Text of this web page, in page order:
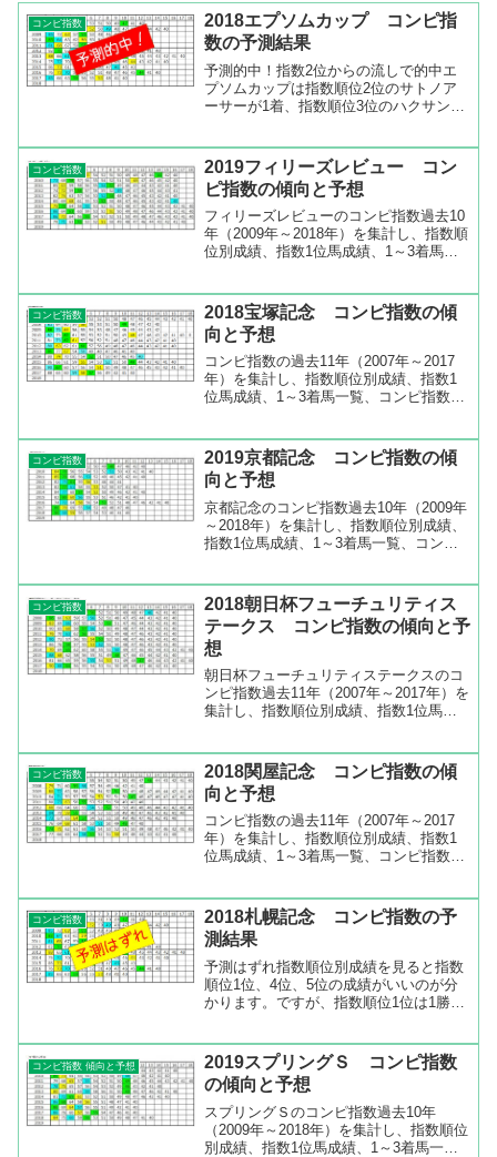
コンピ指数
2018エプソムカップ コンピ指
数の予測結果
予測的中！指数2位からの流しで的中エ
プソムカップは指数順位2位のサトノア
ーサーが1着、指数順位3位のハクサンル
ね。指数順位2位から買うなら指数順位1
位、3位、5位、7位...
コンピ指数
2019フィリーズレビュー コン
ピ指数の傾向と予想
フィリーズレビューのコンピ指数過去10
年（2009年～2018年）を集計し、指数順
位別成績、指数1位馬成績、1～3着馬一
スフィリーズレビューの過去10年のコン
ピ指数順...
コンピ指数
2018宝塚記念 コンピ指数の傾
向と予想
コンピ指数の過去11年（2007年～2017
年）を集計し、指数順位別成績、指数1
位馬成績、1～3着馬一覧、コンピ指数一
位の成績は0- 4- 2- 5で一度も勝ってい
ま...
コンピ指数
2019京都記念 コンピ指数の傾
向と予想
京都記念のコンピ指数過去10年（2009年
～2018年）を集計し、指数順位別成績、
指数1位馬成績、1～3着馬一覧、コンピ
位のアドマイヤオーラは除外京都記念の
過去1...
コンピ指数
2018朝日杯フューチュリティス
テークス コンピ指数の傾向と予
想
朝日杯フューチュリティステークスのコ
ンピ指数過去11年（2007年～2017年）を
集計し、指数順位別成績、指数1位馬成
健闘朝日杯フューチュリティステークス
の過去11...
コンピ指数
2018関屋記念 コンピ指数の傾
向と予想
コンピ指数の過去11年（2007年～2017
年）を集計し、指数順位別成績、指数1
位馬成績、1～3着馬一覧、コンピ指数一
ると指数順位1位と5位の成績がいいのが
分かります。...
コンピ指数
2018札幌記念 コンピ指数の予
測結果
予測はずれ指数順位別成績を見ると指数
順位1位、4位、5位の成績がいいのが分
かります。ですが、指数順位1位は1勝の
勝率は36.4％とあまりよくないです。頭
で来る可能性...
コンピ指数 傾向と予想
2019スプリングＳ コンピ指数
の傾向と予想
スプリングＳのコンピ指数過去10年
（2009年～2018年）を集計し、指数順位
別成績、指数1位馬成績、1～3着馬一